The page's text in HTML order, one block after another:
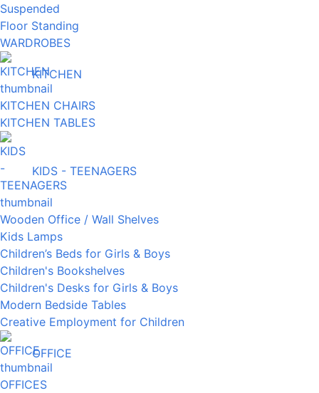
Suspended
Floor Standing
WARDROBES
KITCHEN
KITCHEN CHAIRS
KITCHEN TABLES
KIDS - TEENAGERS
Wooden Office / Wall Shelves
Kids Lamps
Children’s Beds for Girls & Boys
Children's Bookshelves
Children's Desks for Girls & Boys
Modern Bedside Tables
Creative Employment for Children
OFFICE
OFFICES